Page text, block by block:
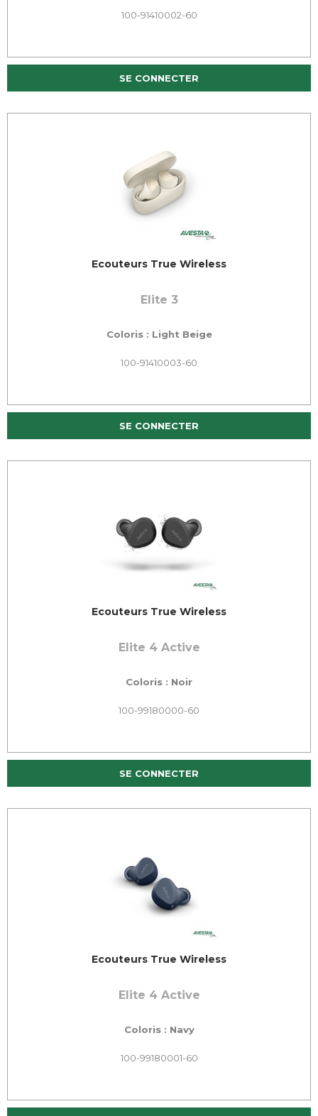
100-91410002-60
SE CONNECTER
Ecouteurs True Wireless
Elite 3
Coloris : Light Beige
100-91410003-60
SE CONNECTER
Ecouteurs True Wireless
Elite 4 Active
Coloris : Noir
100-99180000-60
SE CONNECTER
Ecouteurs True Wireless
Elite 4 Active
Coloris : Navy
100-99180001-60